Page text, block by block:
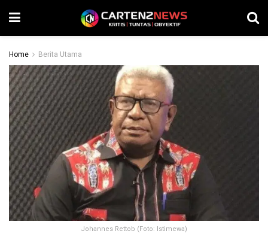
Home Berita Utama
Johannes Rettob (Foto: Istimewa)